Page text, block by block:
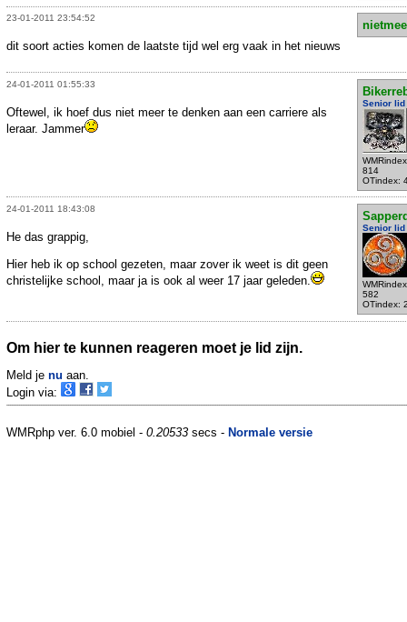
23-01-2011 23:54:52
dit soort acties komen de laatste tijd wel erg vaak in het nieuws
24-01-2011 01:55:33
Senior lid
814
OTindex:
Oftewel, ik hoef dus niet meer te denken aan een carriere als
leraar. Jammer
24-01-2011 18:43:08
Senior lid
582
OTindex:
He das grappig,
Hier heb ik op school gezeten, maar zover ik weet is dit geen
christelijke school, maar ja is ook al weer 17 jaar geleden.
Om hier te kunnen reageren moet je lid zijn.
Meld je nu aan.
Login via:
WMRphp ver. 6.0 mobiel - 0.20533 secs - Normale versie